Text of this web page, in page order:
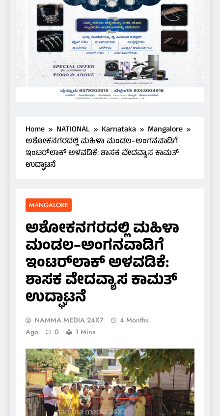
Home NATIONAL Karnataka
Mangalore
ಅಶೋಕನಗರದಲ್ಲಿ ಮಹಿಳಾ ಮಂಡಲ–ಅಂಗನವಾಡಿಗೆ
ಇಂಟರ್‌ಲಾಕ್ ಅಳವಡಿಕೆ: ಶಾಸಕ ವೇದವ್ಯಾಸ ಕಾಮತ್
ಉದ್ಘಾಟನೆ
MANGALORE
ಅಶೋಕನಗರದಲ್ಲಿ ಮಹಿಳಾ
ಮಂಡಲ–ಅಂಗನವಾಡಿಗೆ
ಇಂಟರ್‌ಲಾಕ್ ಅಳವಡಿಕೆ:
ಶಾಸಕ ವೇದವ್ಯಾಸ ಕಾಮತ್
ಉದ್ಘಾಟನೆ
NAMMA MEDIA 24X7
4 Months
Ago
0 1 Mins